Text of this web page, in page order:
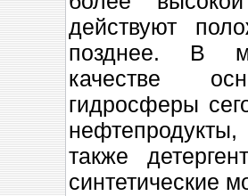
действуют
позднее. В
качестве
гидросферы
также
синтетические